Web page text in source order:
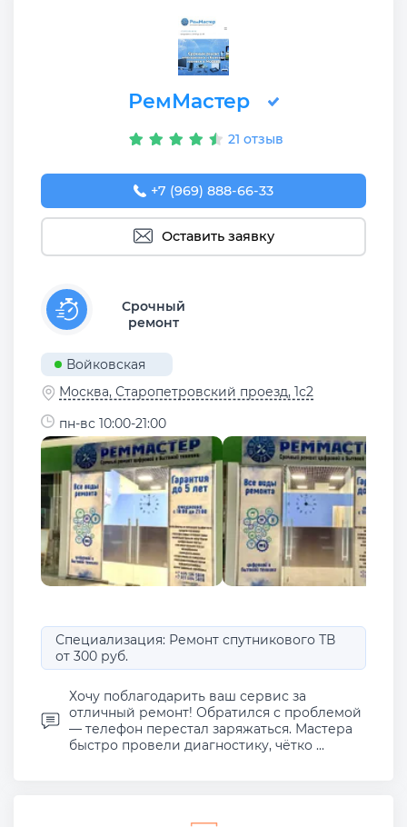
РемМастер
21 отзыв
+7 (969) 888-66-33
Оставить заявку
Срочный
ремонт
Войковская
Москва, Старопетровский проезд, 1с2
пн-вс 10:00-21:00
Специализация: Ремонт спутникового ТВ
от 300 руб.
Хочу поблагодарить ваш сервис за
отличный ремонт! Обратился с проблемой
— телефон перестал заряжаться. Мастера
быстро провели диагностику, чётко ...